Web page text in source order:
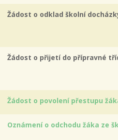
Žádost o odklad školní
Žádost o přijetí do přípravné
Žádost o povolení přestupu
Oznámení o odchodu žáka ze